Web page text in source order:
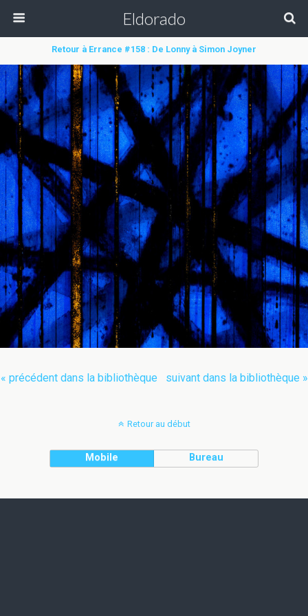
Eldorado
Retour à Errance #158 : De Lonny à Simon Joyner
« précédent dans la bibliothèque suivant dans la bibliothèque »
Retour au début
Mobile Bureau